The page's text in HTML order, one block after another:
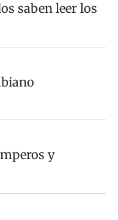
saben leer los
y